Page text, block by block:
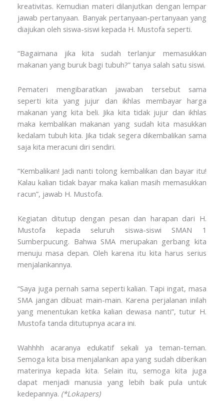
kreativitas. Kemudian materi dilanjutkan dengan lempar
jawab pertanyaan. Banyak pertanyaan-pertanyaan yang
diajukan oleh siswa-siswi kepada H. Mustofa seperti.
“Bagaimana jika kita sudah terlanjur memasukkan
makanan yang buruk bagi tubuh?” tanya salah satu siswi.
Pemateri mengibaratkan jawaban tersebut sama
seperti kita yang jujur dan ikhlas membayar harga
makanan yang kita beli. Jika kita tidak jujur dan ikhlas
maka kembalikan makanan yang sudah kita masukkan
kedalam tubuh kita. Jika tidak segera dikembalikan sama
saja kita meracuni diri sendiri.
“Kembalikan! Jadi nanti tolong kembalikan dan bayar itu!
Kalau kalian tidak bayar maka kalian masih memasukkan
racun”, jawab H. Mustofa.
Kegiatan ditutup dengan pesan dan harapan dari H.
Mustofa kepada seluruh siswa-siswi SMAN 1
Sumberpucung. Bahwa SMA merupakan gerbang kita
menuju masa depan. Oleh karena itu kita harus serius
menjalankannya.
“Saya juga pernah sama seperti kalian. Tapi ingat, masa
SMA jangan dibuat main-main. Karena perjalanan inilah
yang menentukan ketika kalian dewasa nanti”, tutur H.
Mustofa tanda ditutupnya acara ini.
Wahhhh acaranya edukatif sekali ya teman-teman.
Semoga kita bisa menjalankan apa yang sudah diberikan
materinya kepada kita. Selain itu, semoga kita juga
dapat menjadi manusia yang lebih baik pula untuk
kedepannya. (*Lokapers)